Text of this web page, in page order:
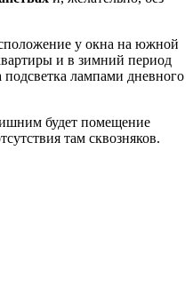
у окна на южной
и в зимний период
подсветка лампами дневного
будет помещение
там сквозняков.